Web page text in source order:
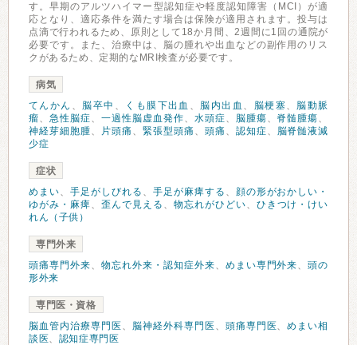
す。早期のアルツハイマー型認知症や軽度認知障害（MCI）が適
応となり、適応条件を満たす場合は保険が適用されます。投与は
点滴で行われるため、原則として18か月間、2週間に1回の通院が
必要です。また、治療中は、脳の腫れや出血などの副作用のリス
クがあるため、定期的なMRI検査が必要です。
病気
てんかん 、 脳卒中 、 くも膜下出血 、 脳内出血 、 脳梗塞、 脳動脈
瘤、 急性脳症、 一過性脳虚血発作、 水頭症、 脳腫瘍、 脊髄腫瘍、
神経芽細胞腫、 片頭痛 、 緊張型頭痛 、 頭痛 、 認知症、
脳脊髄液減
少症
症状
めまい、 手足がしびれる 、 手足が麻痺する 、
顔の形がおかしい・
ゆがみ・麻痺、 歪んで見える 、 物忘れがひどい、 ひきつけ・けい
れん（子供）
専門外来
頭痛専門外来、 物忘れ外来・認知症外来、 めまい専門外来、頭の
形外来
専門医・資格
脳血管内治療専門医 、 脳神経外科専門医 、 頭痛専門医、めまい相
談医、 認知症専門医